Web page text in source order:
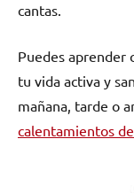
cantas.
Puedes aprender
tu vida activa y
mañana, tarde o
calentamientos